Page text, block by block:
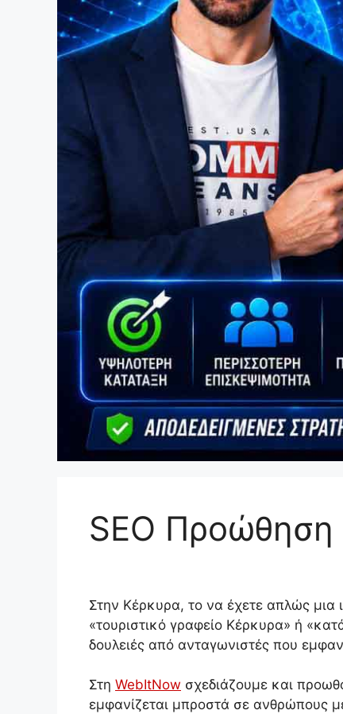
SEO Προώθηση
Στην Κέρκυρα, το να έχετε απλώς μια
«τουριστικό γραφείο Κέρκυρα» ή
δουλειές από ανταγωνιστές που
Στη WebItNow σχεδιάζουμε και
εμφανίζεται μπροστά σε ανθρώπους